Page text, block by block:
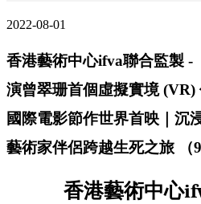
2022-08-01
香港藝術中心ifva聯合監製 -
演曾翠珊首個虛擬實境
國際電影節作世界首映｜沉
藝術家伴侶跨越生死之旅 （
香港藝術中心